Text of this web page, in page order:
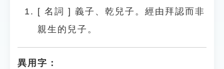
貓頭鷹博士
[ 名詞 ] 義子、乾兒子。經由拜認而非
親生的兒子。
異用字：